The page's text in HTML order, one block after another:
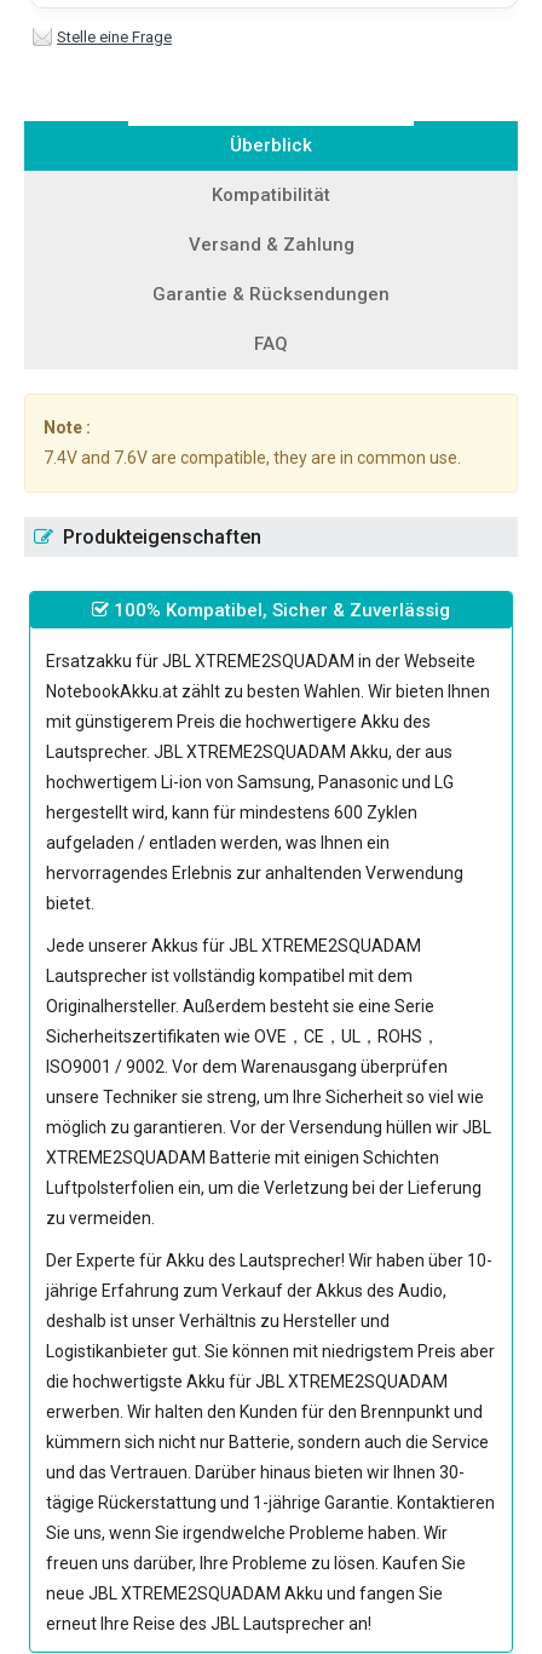
Stelle eine Frage
Überblick
Kompatibilität
Versand & Zahlung
Garantie & Rücksendungen
FAQ
Note :
7.4V and 7.6V are compatible, they are in common use.
Produkteigenschaften
100% Kompatibel, Sicher & Zuverlässig
Ersatzakku für JBL XTREME2SQUADAM in der Webseite
NotebookAkku.at zählt zu besten Wahlen. Wir bieten Ihnen
mit günstigerem Preis die hochwertigere Akku des
Lautsprecher.JBL XTREME2SQUADAM Akku, der aus
hochwertigem Li-ion von Samsung, Panasonic und LG
hergestellt wird, kann für mindestens 600 Zyklen
aufgeladen / entladen werden, was Ihnen ein
hervorragendes Erlebnis zur anhaltenden Verwendung
bietet.
Jede unsererAkkus für JBL XTREME2SQUADAM
Lautsprecherist vollständig kompatibel mit dem
Originalhersteller. Außerdem besteht sie eine Serie
Sicherheitszertifikaten wie OVE，CE，UL，ROHS，
ISO9001 / 9002. Vor dem Warenausgang überprüfen
unsere Techniker sie streng, um Ihre Sicherheit so viel wie
möglich zu garantieren. Vor der Versendung hüllen wirJBL
XTREME2SQUADAM Batterie mit einigen Schichten
Luftpolsterfolien ein, um die Verletzung bei der Lieferung
zu vermeiden.
Der Experte für Akku des Lautsprecher! Wir haben über 10-
jährige Erfahrung zum Verkauf der Akkus des Audio,
deshalb ist unser Verhältnis zu Hersteller und
Logistikanbieter gut. Sie können mit niedrigstem Preis aber
die hochwertigsteAkku für JBL XTREME2SQUADAM
erwerben. Wir halten den Kunden für den Brennpunkt und
kümmern sich nicht nur Batterie, sondern auch die Service
und das Vertrauen. Darüber hinaus bieten wir Ihnen 30-
tägige Rückerstattung und 1-jährige Garantie. Kontaktieren
Sie uns, wenn Sie irgendwelche Probleme haben. Wir
freuen uns darüber, Ihre Probleme zu lösen. Kaufen Sie
neueJBL XTREME2SQUADAM Akku und fangen Sie
erneut Ihre Reise des JBL Lautsprecher an!